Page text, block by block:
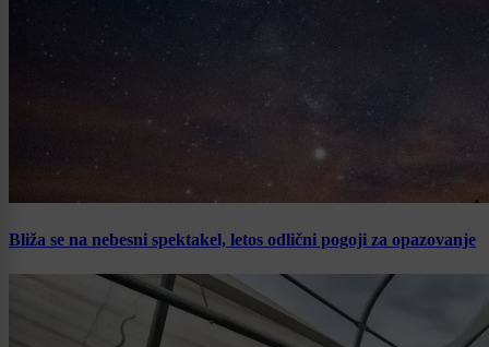
Bliža se na nebesni spektakel, letos odlični pogoji za opazovanje